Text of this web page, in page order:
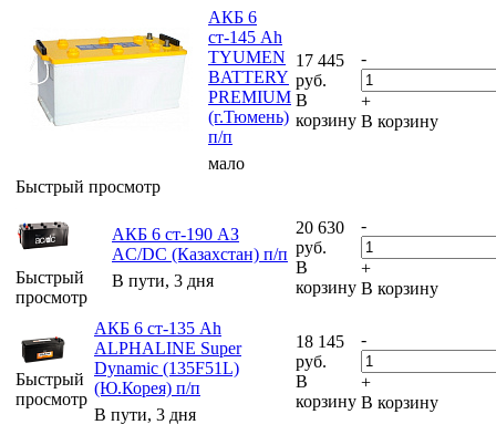
Быстрый просмотр
АКБ 6
ст-145 Ah
TYUMEN
BATTERY
PREMIUM
(г.Тюмень)
п/п
мало
17 445
руб.
В
корзину
-
+
В корзину
Быстрый
просмотр
АКБ 6 ст-190 АЗ
AC/DC (Казахстан) п/п
В пути, 3 дня
20 630
руб.
В
корзину
-
+
В корзину
Быстрый
просмотр
АКБ 6 ст-135 Ah
ALPHALINE Super
Dynamic (135F51L)
(Ю.Корея) п/п
В пути, 3 дня
18 145
руб.
В
корзину
-
+
В корзину